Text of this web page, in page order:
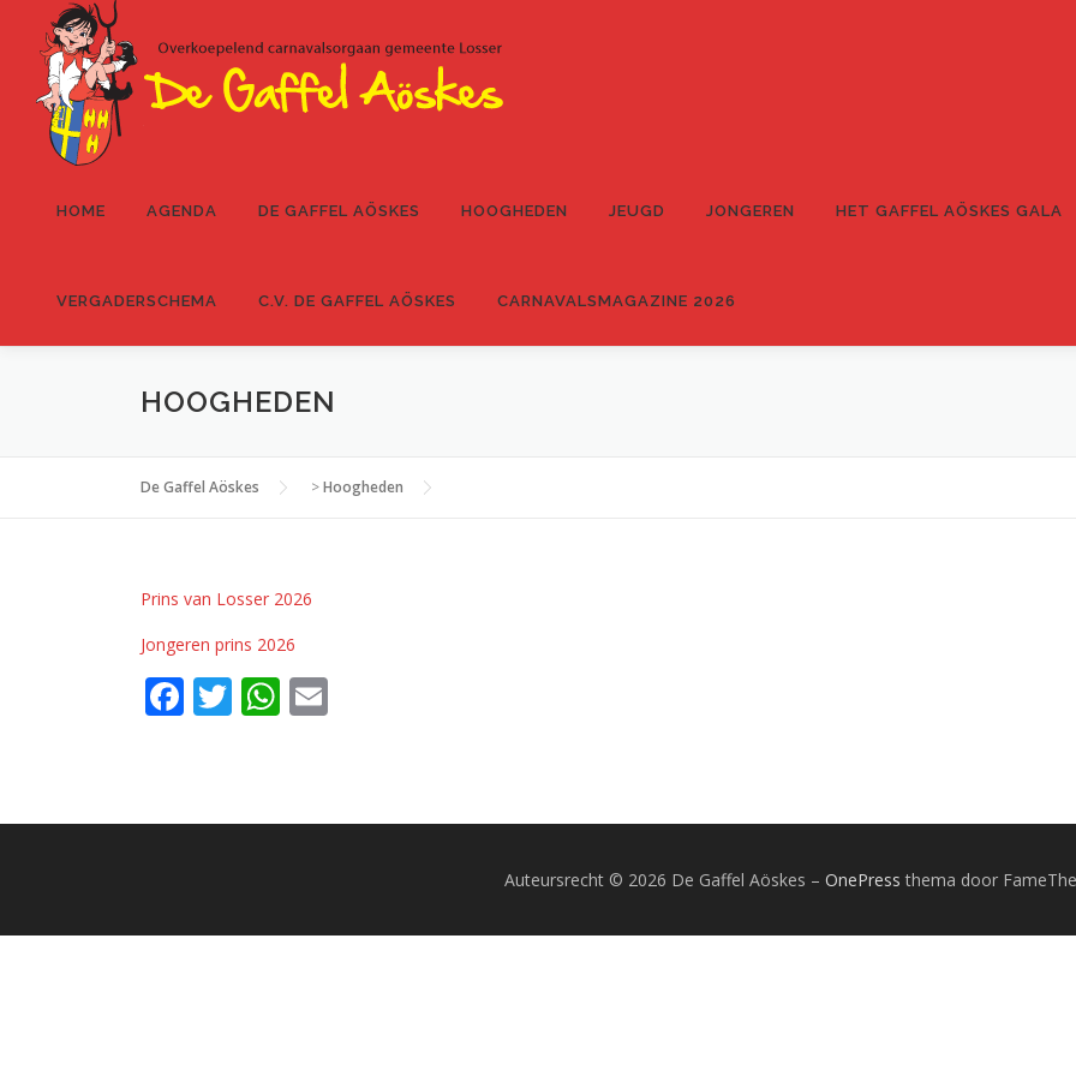
inhoud
HOME AGENDA DE GAFFEL AÖSKES HOOGHEDEN JEUGD JONGEREN HET GAFFEL AÖSKES GALA
VERGADERSCHEMA C.V. DE GAFFEL AÖSKES CARNAVALSMAGAZINE 2026
HOOGHEDEN
De Gaffel Aöskes >Hoogheden
Prins van Losser 2026
Jongeren prins 2026
Facebook
TwitterWhatsApp
Auteursrecht © 2026 De Gaffel Aöskes – OnePress thema door